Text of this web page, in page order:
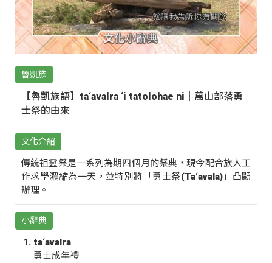
魯凱族
【魯凱族語】ta‘avalra ‘i tatolohae ni｜萬山部落勇
士祭的由來
文化介紹
傳統祖靈祭是一系列為期四個月的祭典，現今配合族人工
作求學濃縮為一天，並特別將「勇士祭(Ta‘avala)」凸顯
辦理。
小辭典
ta‘avalra
勇士成年禮